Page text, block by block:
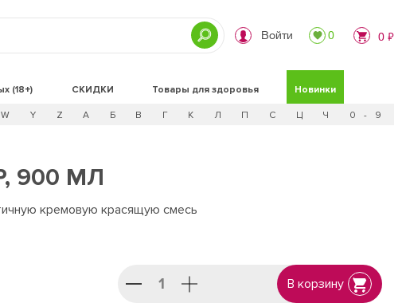
Войти 0 0 ₽
(18+) СКИДКИ Новинки
Товары для здоровья
W Y Z А Б В Г К Л П С Ц Ч 0 - 9
900 МЛ
кремовую красящую смесь
В корзину